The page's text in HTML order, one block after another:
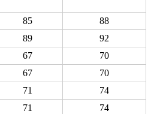
85
88
89
92
67
70
67
70
71
74
71 74